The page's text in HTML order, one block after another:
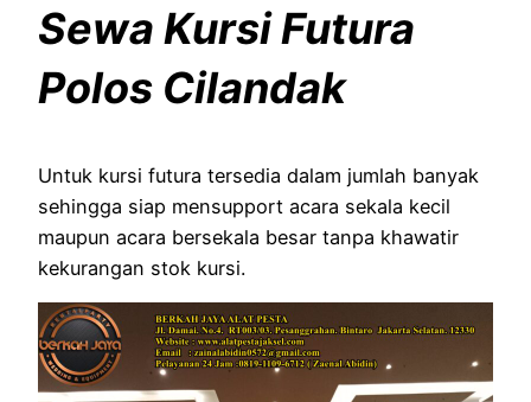
Sewa Kursi Futura
Polos Cilandak
Untuk kursi futura tersedia dalam jumlah banyak
sehingga siap mensupport acara sekala kecil
maupun acara bersekala besar tanpa khawatir
kekurangan stok kursi.